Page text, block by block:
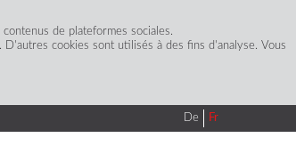
de plateformes sociales.
cookies sont utilisés à des fins d'analyse. Vous
De Fr